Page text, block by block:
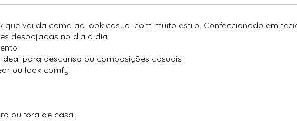
que vai da cama ao look casual com muito estilo. Confeccionado em
despojadas no dia a dia.
para descanso ou composições casuais
ou look comfy
ou fora de casa.